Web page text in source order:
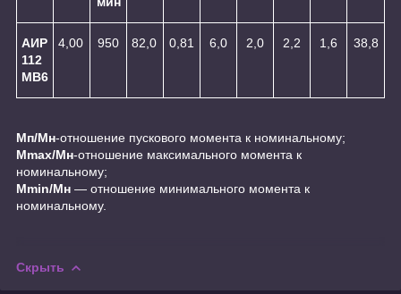
АИР
112
МВ6
4,00 950 82,0 0,81 6,0 2,0 2,2 1,6 38,8
Мп/Мн-отношение пускового момента к номинальному;
Мmax/Mн-отношение максимального момента к
номинальному;
Мmin/Mн ― отношение минимального момента к
номинальному.
Скрыть